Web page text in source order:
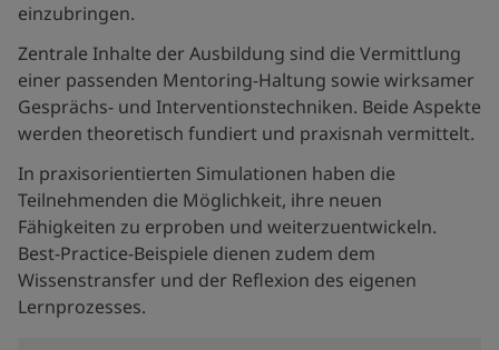
einzubringen.
Zentrale Inhalte der Ausbildung sind die Vermittlung
einer passenden Mentoring-Haltung sowie wirksamer
Gesprächs- und Interventionstechniken. Beide Aspekte
werden theoretisch fundiert und praxisnah vermittelt.
In praxisorientierten Simulationen haben die
Teilnehmenden die Möglichkeit, ihre neuen
Fähigkeiten zu erproben und weiterzuentwickeln.
Best-Practice-Beispiele dienen zudem dem
Wissenstransfer und der Reflexion des eigenen
Lernprozesses.